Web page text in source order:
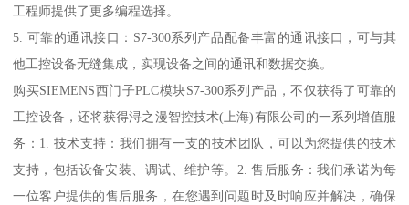
工程师提供了更多编程选择。
5. 可靠的通讯接口：S7-300系列产品配备丰富的通讯接口，可与其
他工控设备无缝集成，实现设备之间的通讯和数据交换。
购买SIEMENS西门子PLC模块S7-300系列产品，不仅获得了可靠的
工控设备，还将获得浔之漫智控技术(上海)有限公司的一系列增值服
务：1. 技术支持：我们拥有一支的技术团队，可以为您提供的技术
支持，包括设备安装、调试、维护等。2. 售后服务：我们承诺为每
一位客户提供的售后服务，在您遇到问题时及时响应并解决，确保